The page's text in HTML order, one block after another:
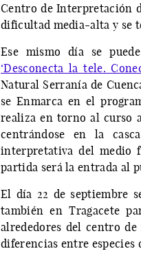
Centro de Interpretación
dificultad media-alta y se
Ese mismo día se
‘Desconecta la tele.
Natural Serranía de
se Enmarca en el
realiza en torno al curso
centrándose en la
interpretativa del medio
partida será la entrada al
El día 22 de septiembre
también en Tragacete
alrededores del centro
diferencias entre especies